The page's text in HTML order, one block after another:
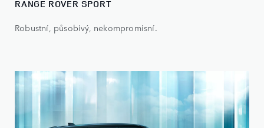
RANGE ROVER SPORT
Robustní, působivý, nekompromisní.